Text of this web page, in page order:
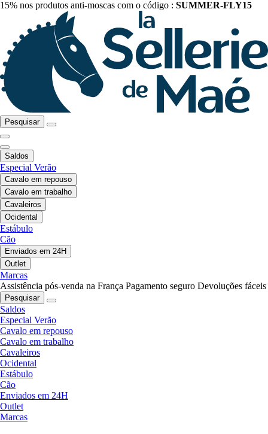
15% nos produtos anti-moscas com o código : SUMMER-FLY15
Pesquisar
Saldos
Especial Verão
Cavalo em repouso
Cavalo em trabalho
Cavaleiros
Ocidental
Estábulo
Cão
Enviados em 24H
Outlet
Marcas
Assistência pós-venda na França Pagamento seguro Devoluções fáceis
Pesquisar
Saldos
Especial Verão
Cavalo em repouso
Cavalo em trabalho
Cavaleiros
Ocidental
Estábulo
Cão
Enviados em 24H
Outlet
Marcas